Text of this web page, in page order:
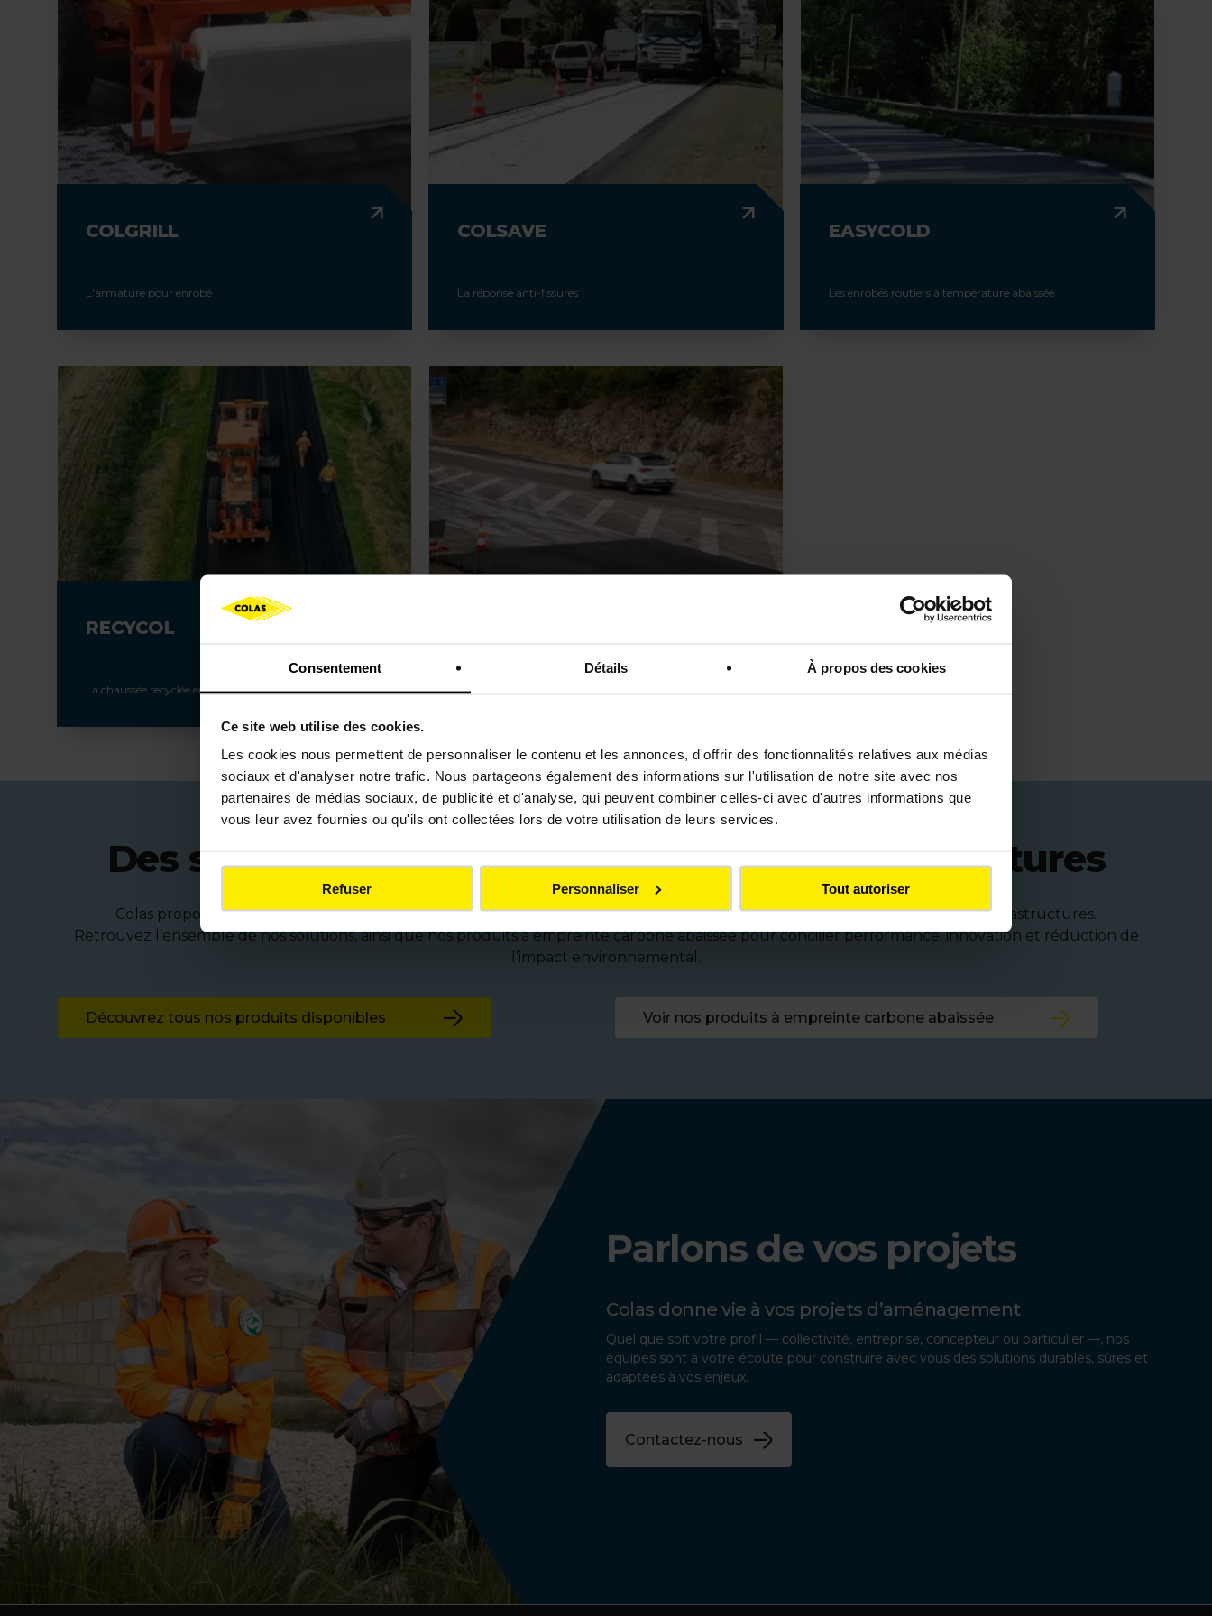
Consentement Détails À propos des cookies
Ce site web utilise des cookies.
Les cookies nous permettent de personnaliser le contenu et les annonces, d'offrir des fonctionnalités relatives aux médias
sociaux et d'analyser notre trafic. Nous partageons également des informations sur l'utilisation de notre site avec nos
partenaires de médias sociaux, de publicité et d'analyse, qui peuvent combiner celles-ci avec d'autres informations que
vous leur avez fournies ou qu'ils ont collectées lors de votre utilisation de leurs services.
Refuser Personnaliser Tout autoriser
COLGRILL
L'armature pour enrobé
COLSAVE
La réponse anti-fissures
EASYCOLD
Les enrobés routiers à température abaissée
RECYCOL
La chaussée recyclée en place Les enrobés à base de liant biosourcé
Des solutions pour tous vos enjeux d’infrastructures
Colas propose une gamme complète de produits techniques adaptés aux besoins des collectivités et des gestionnaires d’infrastructures.
Retrouvez l’ensemble de nos solutions, ainsi que nos produits à empreinte carbone abaissée pour concilier performance, innovation et réduction de
l’impact environnemental.
Découvrez tous nos produits disponibles Voir nos produits à empreinte carbone abaissée
Parlons de vos projets
Colas donne vie à vos projets d’aménagement
Quel que soit votre profil — collectivité, entreprise, concepteur ou particulier —, nos
équipes sont à votre écoute pour construire avec vous des solutions durables, sûres et
adaptées à vos enjeux.
Contactez-nous